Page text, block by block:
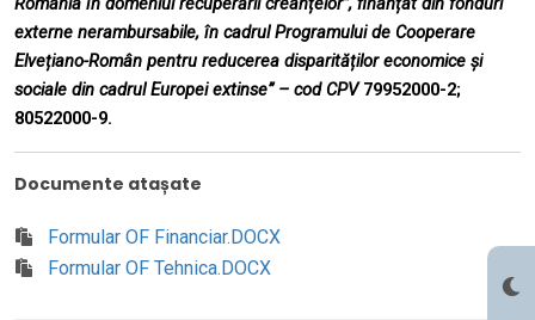
externe nerambursabile, în cadrul Programului de Cooperare
Elvețiano-Român pentru reducerea disparităților economice și
sociale din cadrul Europei extinse” – cod CPV79952000-2;
80522000-9.
Documente atașate
Formular OF Financiar.DOCX
Formular OF Tehnica.DOCX